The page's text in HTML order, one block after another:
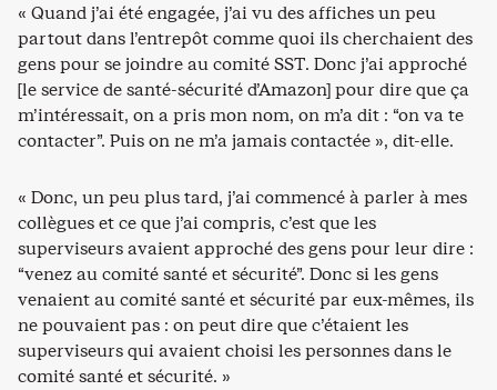
« Quand j’ai été engagée, j’ai vu des affiches un peu
partout dans l’entrepôt comme quoi ils cherchaient des
gens pour se joindre au comité SST. Donc j’ai approché
[le service de santé-sécurité d’Amazon] pour dire que ça
m’intéressait, on a pris mon nom, on m’a dit : “on va te
contacter”. Puis on ne m’a jamais contactée », dit-elle.
« Donc, un peu plus tard, j’ai commencé à parler à mes
collègues et ce que j’ai compris, c’est que les
superviseurs avaient approché des gens pour leur dire :
“venez au comité santé et sécurité”. Donc si les gens
venaient au comité santé et sécurité par eux-mêmes, ils
ne pouvaient pas : on peut dire que c’étaient les
superviseurs qui avaient choisi les personnes dans le
comité santé et sécurité. »